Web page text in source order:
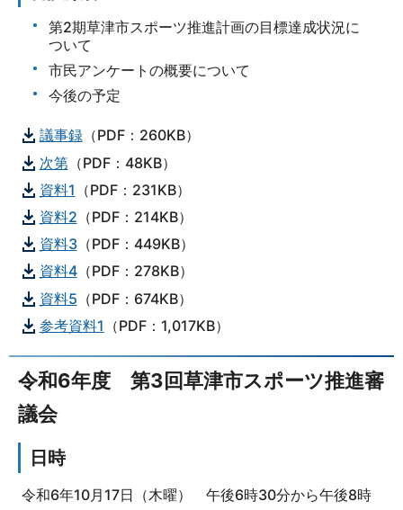
第2期草津市スポーツ推進計画の目標達成状況に
ついて
市民アンケートの概要について
今後の予定
議事録（PDF：260KB）
次第（PDF：48KB）
資料1 （PDF：231KB）
資料2 （PDF：214KB）
資料3（PDF：449KB）
資料4（PDF：278KB）
資料5 （PDF：674KB）
参考資料1 （PDF：1,017KB）
令和6年度 第3回草津市スポーツ推進審
議会
日時
令和6年10月17日（木曜） 午後6時30分から午後8時